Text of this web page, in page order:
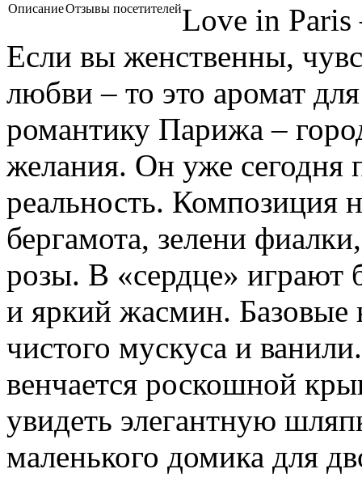
ОписаниеОтзывы посетителейLove in Paris
Если вы женственны,
любви – то это аромат
романтику Парижа –
желания. Он уже сегодня
реальность. Композиция
бергамота, зелени
розы. В «сердце» играют
и яркий жасмин. Базовые
чистого мускуса и
венчается роскошной
увидеть элегантную
маленького домика для